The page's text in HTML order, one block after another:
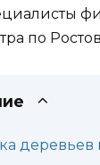
по
деревьев